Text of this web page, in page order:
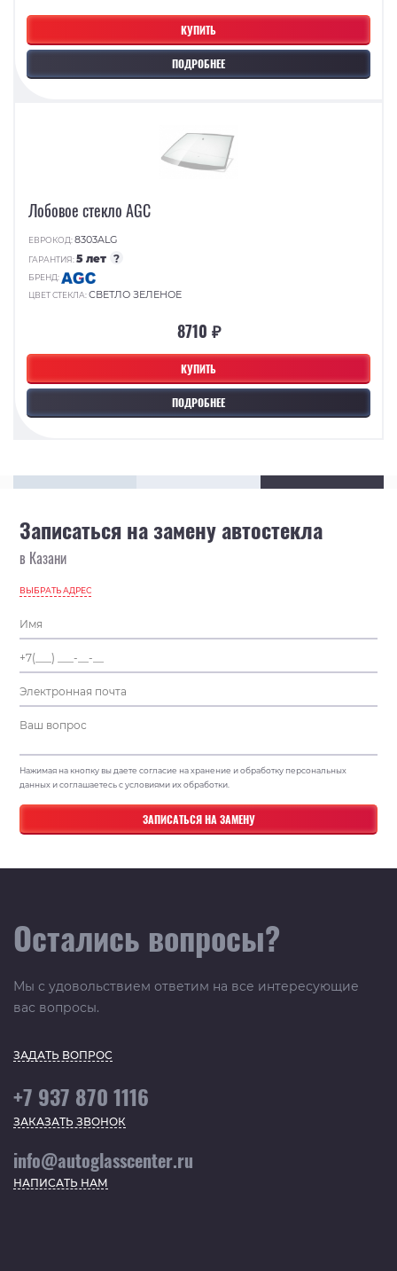
КУПИТЬ
ПОДРОБНЕЕ
КУПИТЬ
ПОДРОБНЕЕ
Лобовое стекло AGC
ЕВРОКОД:8303ALG
ГАРАНТИЯ:5 лет ?
БРЕНД:
ЦВЕТ СТЕКЛА:СВЕТЛО ЗЕЛЕНОЕ
8710 ₽
Записаться на замену автостекла
в Казани
ВЫБРАТЬ АДРЕС
Нажимая на кнопку вы даете согласие на хранение и обработку персональных
данных и соглашаетесь с условиями их обработки.
Остались вопросы?
Мы с удовольствием ответим на все интересующие
вас вопросы.
ЗАДАТЬ ВОПРОС
+7 937 870 1116
ЗАКАЗАТЬ ЗВОНОК
info@autoglasscenter.ru
НАПИСАТЬ НАМ